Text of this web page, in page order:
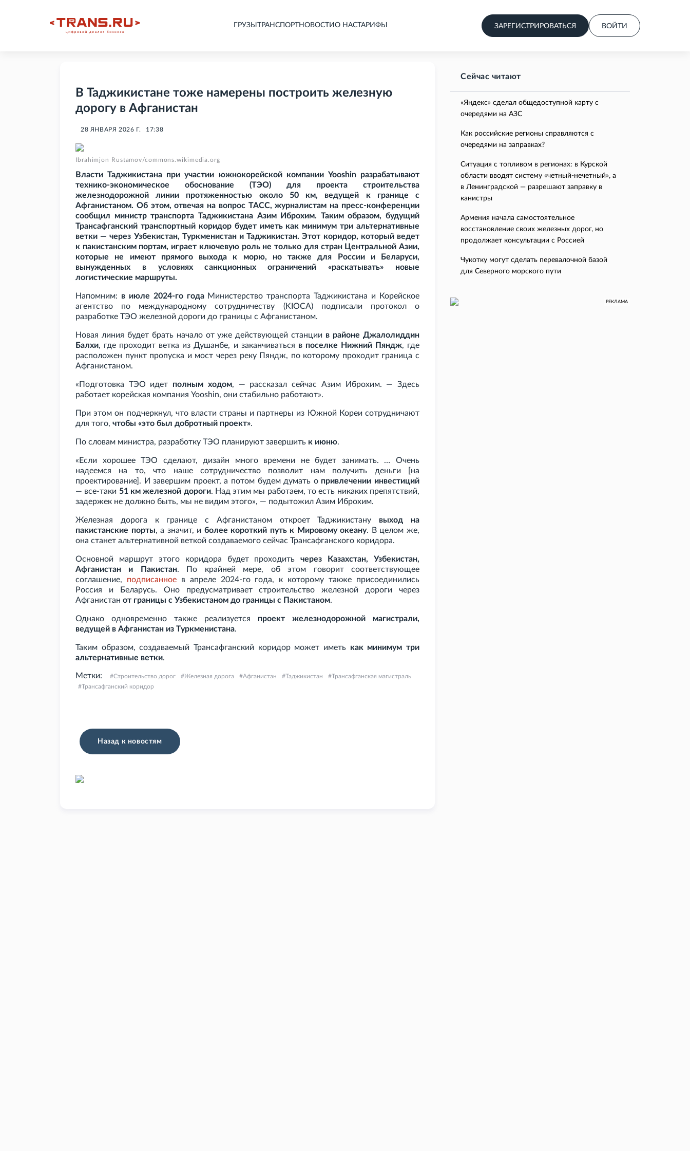
ГРУЗЫ ТРАНСПОРТНОВОСТИ О НАСТАРИФЫ ЗАРЕГИСТРИРОВАТЬСЯ ВОЙТИ
В Таджикистане тоже намерены построить железную
дорогу в Афганистан
28 ЯНВАРЯ 2026 Г. 17:38
Ibrahimjon Rustamov/commons.wikimedia.org
Власти Таджикистана при участии южнокорейской компании Yooshin разрабатывают
технико-экономическое обоснование (ТЭО) для проекта строительства
железнодорожной линии протяженностью около 50
км, ведущей к границе с
Афганистаном. Об этом, отвечая на вопрос ТАСС, журналистам на пресс-конференции
сообщил министр транспорта Таджикистана Азим Иброхим. Таким образом, будущий
Трансафганский транспортный коридор будет иметь как минимум три альтернативные
ветки — через Узбекистан, Туркменистан и Таджикистан. Этот коридор, который ведет
к пакистанским портам, играет ключевую роль не только для стран Центральной Азии,
которые не имеют прямого выхода к морю, но также для России и Беларуси,
вынужденных в условиях санкционных ограничений «раскатывать» новые
логистические маршруты.
Напомним: в июле 2024-го годаМинистерство транспорта Таджикистана и Корейское
агентство по международному сотрудничеству (KIOCA) подписали протокол о
разработке ТЭО железной дороги до границы с Афганистаном.
Новая линия будет брать начало от уже действующей станции в районе Джалолиддин
Балхи, где проходит ветка из Душанбе, и заканчиваться в поселке Нижний Пяндж, где
расположен пункт пропуска и мост через реку Пяндж, по которому проходит граница с
Афганистаном.
«Подготовка ТЭО идет полным ходом, — рассказал сейчас Азим Иброхим. — Здесь
работает корейская компания Yooshin, они стабильно работают».
При этом он подчеркнул, что власти страны и партнеры из Южной Кореи сотрудничают
для того, чтобы «это был добротный проект».
По словам министра, разработку ТЭО планируют завершить к июню.
«Если хорошее ТЭО сделают, дизайн много времени не будет занимать. … Очень
надеемся на то, что наше сотрудничество позволит нам получить деньги [на
проектирование]. И завершим проект, а потом будем думать о привлечении инвестиций
— все-таки 51 км железной дороги. Над этим мы работаем, то есть никаких препятствий,
задержек не должно быть, мы не видим этого», — подытожил Азим Иброхим.
Железная дорога к границе с Афганистаном откроет Таджикистану выход на
пакистанские порты, а значит, и более короткий путь к Мировому океану. В целом же,
она станет альтернативной веткой создаваемого сейчас Трансафганского коридора.
Основной маршрут этого коридора будет проходитьчерез Казахстан, Узбекистан,
Афганистан и Пакистан. По крайней мере, об этом говорит соответствующее
соглашение, подписанноев апреле 2024-го года, к которому также присоединились
Россия и Беларусь. Оно предусматривает строительство железной дороги через
Афганистан от границы с Узбекистаном до границы с Пакистаном.
Однако одновременно также реализуется проект железнодорожной магистрали,
ведущей в Афганистан из Туркменистана.
Таким образом, создаваемый Трансафганский коридор может иметь как минимум три
альтернативные ветки.
Метки: Строительство дорог Железная дорога Афганистан Таджикистан
Трансафганская магистраль
Трансафганский коридор
Назад к новостям
Сейчас читают
«Яндекс» сделал общедоступной карту с
очередями на АЗС
Как российские регионы справляются с
очередями на заправках?
Ситуация с топливом в регионах: в Курской
области вводят систему «четный-нечетный», а
в Ленинградской — разрешают заправку в
канистры
Армения начала самостоятельное
восстановление своих железных дорог, но
продолжает консультации с Россией
Чукотку могут сделать перевалочной базой
для Северного морского пути
РЕКЛАМА